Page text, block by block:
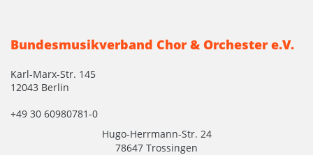
Bundesmusikverband Chor & Orchester e.V.
Karl-Marx-Str. 145
12043 Berlin
+49 30 60980781-0
Hugo-Herrmann-Str. 24
78647 Trossingen